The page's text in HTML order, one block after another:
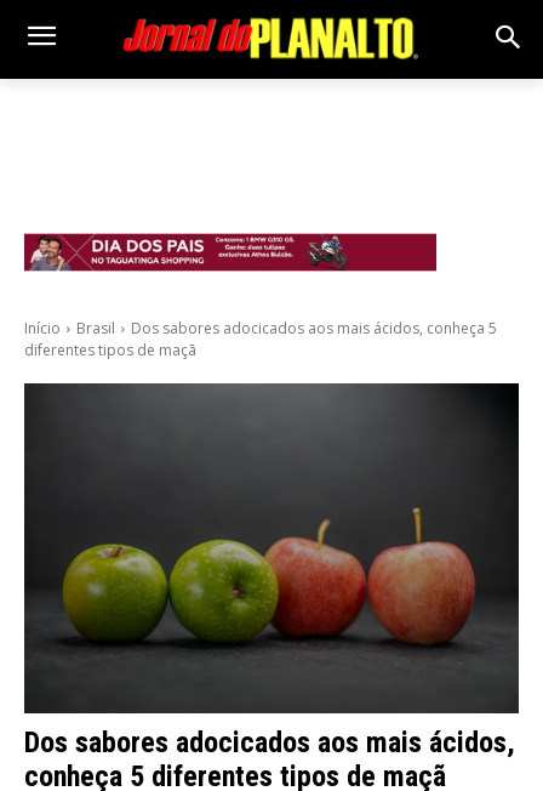
Início Brasil
Dos sabores adocicados aos mais ácidos, conheça 5
diferentes tipos de maçã
Dos sabores adocicados aos mais ácidos,
conheça 5 diferentes tipos de maçã